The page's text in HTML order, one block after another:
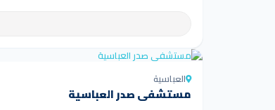
العباسية
مستشفى صدر العباسية